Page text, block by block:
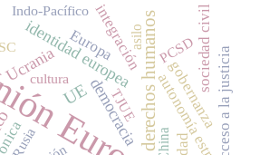
derechos humanos
UEdemocracia
identidad europea
Ucrania Europaintegración
gobernanzaacceso a la justicia
sociedad civil
PCSD
Rusia
cultura
Indo-Pacífico
China
TJUE
asilo